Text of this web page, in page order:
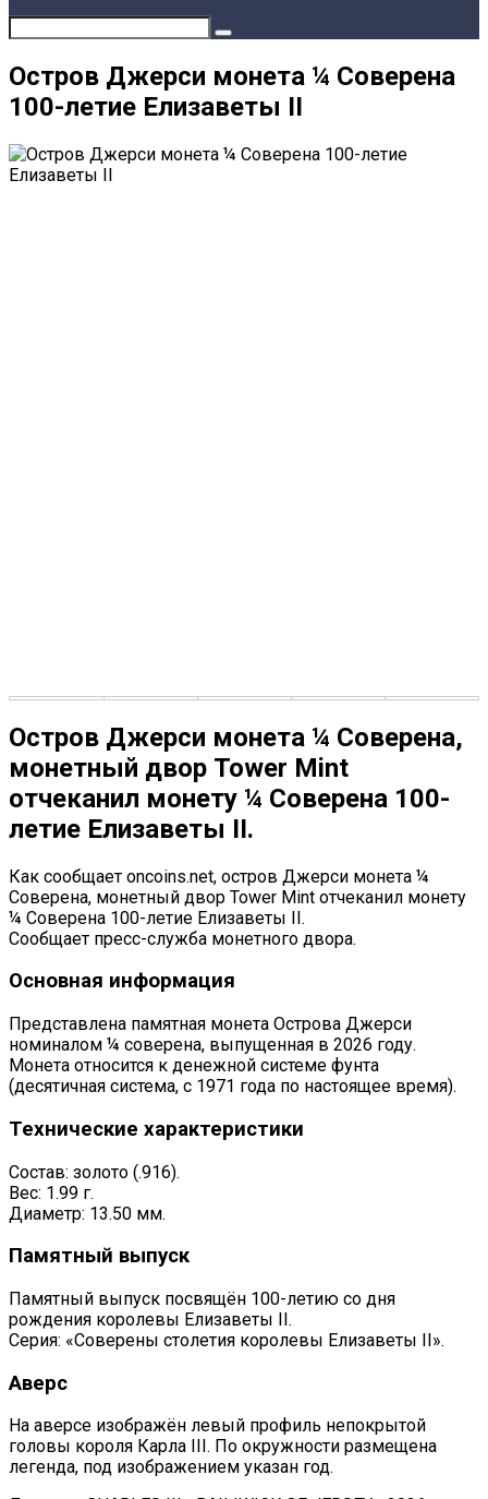
Остров Джерси монета ¼ Соверена
100-летие Елизаветы II
Остров Джерси монета ¼ Соверена,
монетный двор Tower Mint
отчеканил монету ¼ Соверена 100-
летие Елизаветы II.
Как сообщает oncoins.net, остров Джерси монета ¼
Соверена, монетный двор Tower Mint отчеканил монету
¼ Соверена 100-летие Елизаветы II.
Сообщает пресс-служба монетного двора.
Основная информация
Представлена памятная монета Острова Джерси
номиналом ¼ соверена, выпущенная в 2026 году.
Монета относится к денежной системе фунта
(десятичная система, с 1971 года по настоящее время).
Технические характеристики
Состав: золото (.916).
Вес: 1.99 г.
Диаметр: 13.50 мм.
Памятный выпуск
Памятный выпуск посвящён 100-летию со дня
рождения королевы Елизаветы II.
Серия: «Соверены столетия королевы Елизаветы II».
Аверс
На аверсе изображён левый профиль непокрытой
головы короля Карла III. По окружности размещена
легенда, под изображением указан год.